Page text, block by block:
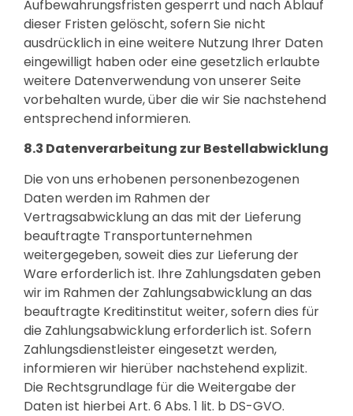
Aufbewahrungsfristen gesperrt und nach Ablauf
dieser Fristen gelöscht, sofern Sie nicht
ausdrücklich in eine weitere Nutzung Ihrer Daten
eingewilligt haben oder eine gesetzlich erlaubte
weitere Datenverwendung von unserer Seite
vorbehalten wurde, über die wir Sie nachstehend
entsprechend informieren.
8.3 Datenverarbeitung zur Bestellabwicklung
Die von uns erhobenen personenbezogenen
Daten werden im Rahmen der
Vertragsabwicklung an das mit der Lieferung
beauftragte Transportunternehmen
weitergegeben, soweit dies zur Lieferung der
Ware erforderlich ist. Ihre Zahlungsdaten geben
wir im Rahmen der Zahlungsabwicklung an das
beauftragte Kreditinstitut weiter, sofern dies für
die Zahlungsabwicklung erforderlich ist. Sofern
Zahlungsdienstleister eingesetzt werden,
informieren wir hierüber nachstehend explizit.
Die Rechtsgrundlage für die Weitergabe der
Daten ist hierbei Art. 6 Abs. 1 lit. b DS-GVO.